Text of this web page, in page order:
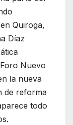
Quiroga,
Díaz
Nuevo
la nueva
de reforma
todo